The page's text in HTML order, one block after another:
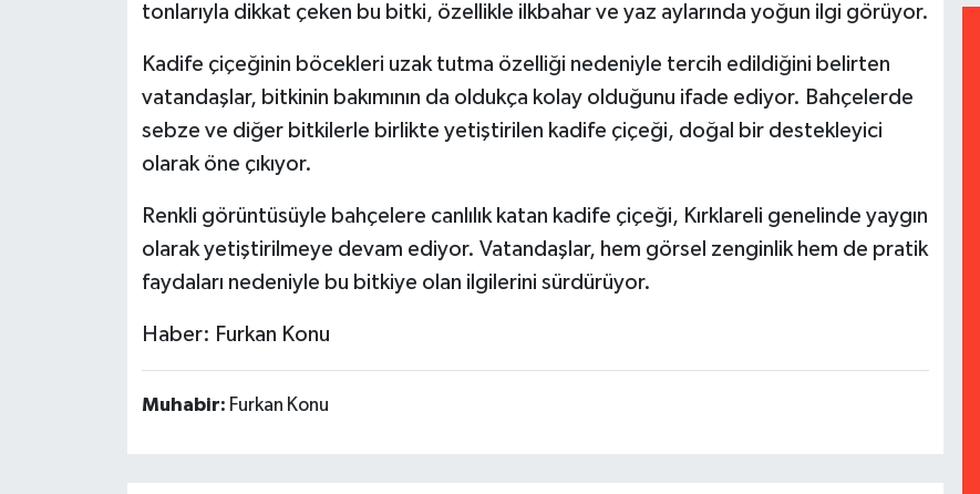
tonlarıyla dikkat çeken bu bitki, özellikle ilkbahar ve yaz aylarında yoğun ilgi görüyor.
Kadife çiçeğinin böcekleri uzak tutma özelliği nedeniyle tercih edildiğini belirten
vatandaşlar, bitkinin bakımının da oldukça kolay olduğunu ifade ediyor. Bahçelerde
sebze ve diğer bitkilerle birlikte yetiştirilen kadife çiçeği, doğal bir destekleyici
olarak öne çıkıyor.
Renkli görüntüsüyle bahçelere canlılık katan kadife çiçeği, Kırklareli genelinde yaygın
olarak yetiştirilmeye devam ediyor. Vatandaşlar, hem görsel zenginlik hem de pratik
faydaları nedeniyle bu bitkiye olan ilgilerini sürdürüyor.
Haber: Furkan Konu
Muhabir: Furkan Konu